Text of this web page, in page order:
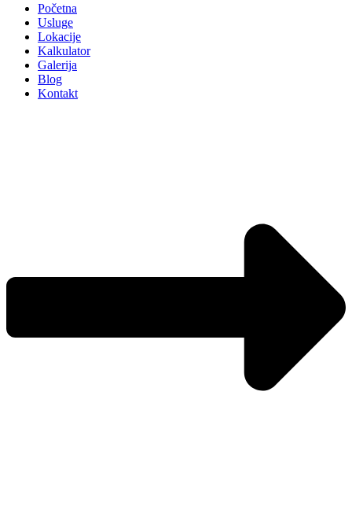
Početna
Usluge
Lokacije
Kalkulator
Galerija
Blog
Kontakt